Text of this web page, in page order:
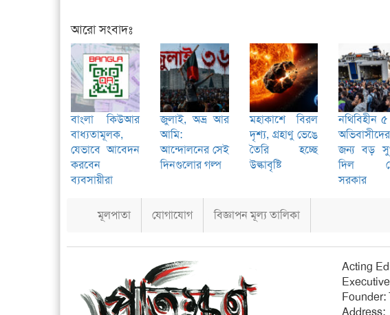
আরো সংবাদঃ
বাংলা কিউআর
বাধ্যতামূলক,
যেভাবে আবেদন
করবেন
ব্যবসায়ীরা
জুলাই, অভ্র আর
আমি:
আন্দোলনের সেই
দিনগুলোর গল্প
মহাকাশে বিরল
দৃশ্য, গ্রহাণু ভেঙে
তৈরি হচ্ছে
উল্কাবৃষ্টি
নথিবিহীন
অভিবাসীদের
জন্য বড়
দিল
সরকার
মূলপাতা যোগাযোগ বিজ্ঞাপন মূল্য তালিকা
Acting
Founder: